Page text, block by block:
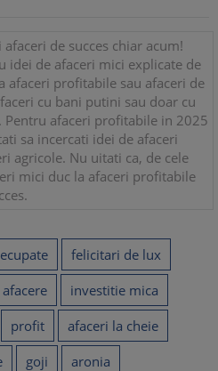
de succes chiar acum!
idei de afaceri mici explicate de
afaceri profitabile sau afaceri de
cu bani putini sau doar cu
afaceri profitabile in 2025
sa incercati idei de afaceri
agricole. Nu uitati ca, de cele
mici duc la afaceri profitabile
felicitari de lux
afacere
investitie mica
profit
afaceri la cheie
goji
aronia